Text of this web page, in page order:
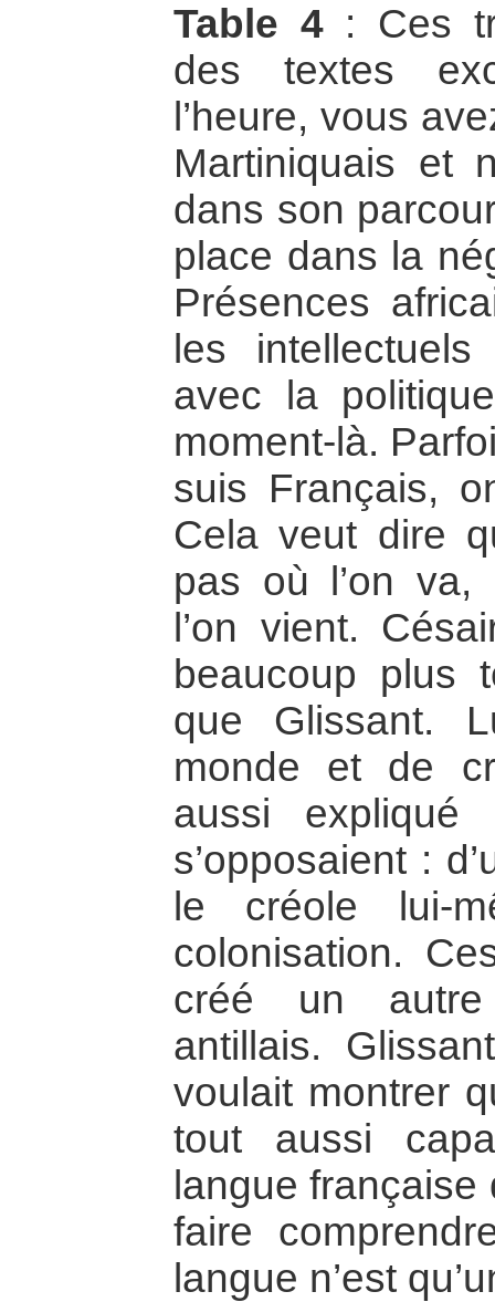
Table 4: Ces
des textes
l’heure, vous
Martiniquais et
dans son
place dans la
Présences
les
avec la
moment-là.
suis Français,
Cela veut dire
pas où l’on va,
l’on vient.
beaucoup plus
que Glissant.
monde et de
aussi expliqué
s’opposaient :
le créole lui-
colonisation.
créé un autre
antillais.
voulait montrer
tout aussi
langue française
faire
langue n’est